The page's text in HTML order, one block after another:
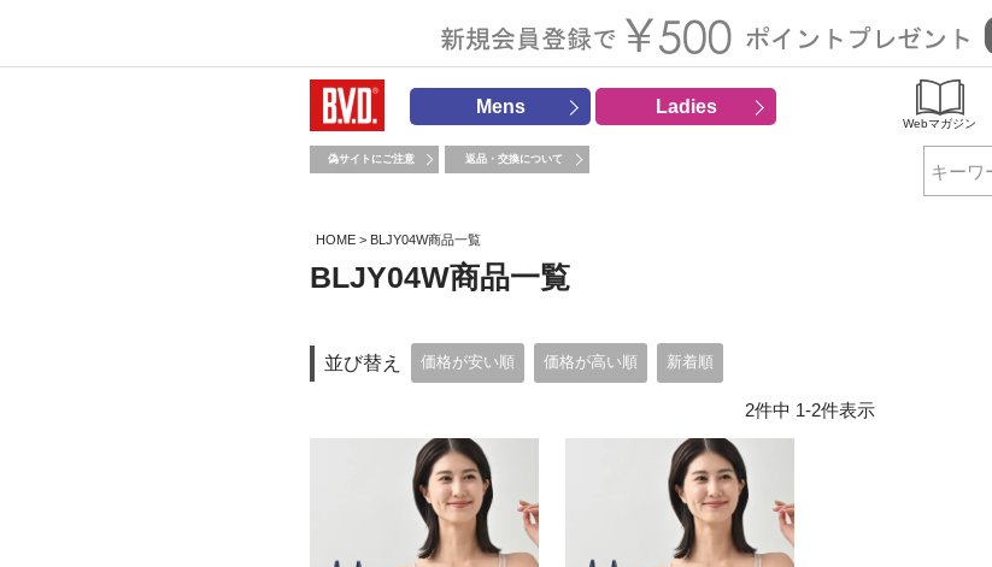
Mens Ladies
Webマガジン
偽サイトにご注意 返品・交換について
HOME BLJY04W商品一覧
BLJY04W商品一覧
並び替え 価格が安い順 価格が高い順 新着順
2件中 1-2件表示